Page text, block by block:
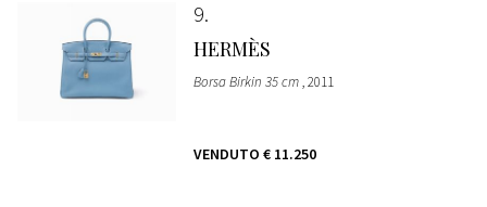
9
HERMÈS
Borsa Birkin 35 cm, 2011
VENDUTO € 11.250